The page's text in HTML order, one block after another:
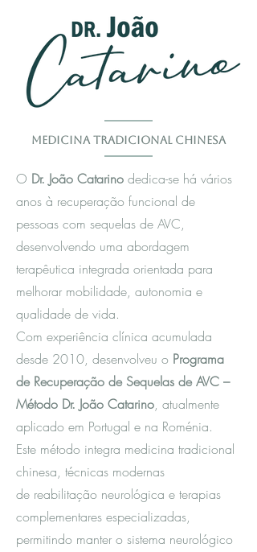
Medicina Tradicional Chinesa
O Dr. João Catarino dedica-se há vários
anos à recuperação funcional de
pessoas com sequelas de AVC,
desenvolvendo uma abordagem
terapêutica integrada orientada para
melhorar mobilidade, autonomia e
qualidade de vida.
Com experiência clínica acumulada
desde 2010, desenvolveu o Programa
de Recuperação de Sequelas de AVC –
Método Dr. João Catarino, atualmente
aplicado em Portugal e na Roménia.
Este método integra medicina tradicional
chinesa, técnicas modernas
de reabilitação neurológica e terapias
complementares especializadas,
permitindo manter o sistema neurológico